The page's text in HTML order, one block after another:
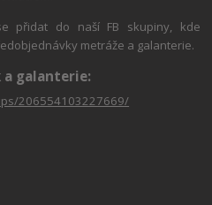
přidat do naší FB skupiny, kde
metráže a galanterie.
galanterie:
206554103227669/